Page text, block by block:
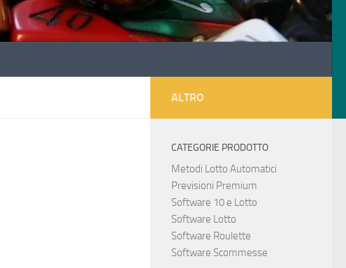
ALTRO
CATEGORIE PRODOTTO
Metodi Lotto Automatici
Previsioni Premium
Software 10 e Lotto
Software Lotto
Software Roulette
Software Scommesse